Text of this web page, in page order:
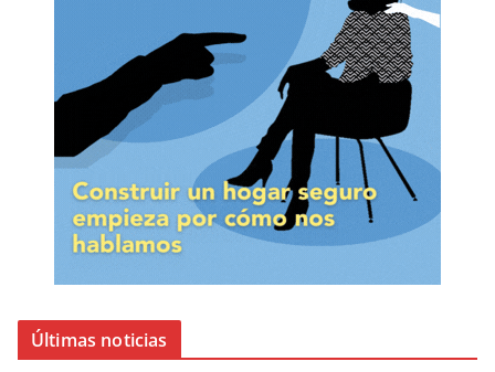
Últimas noticias